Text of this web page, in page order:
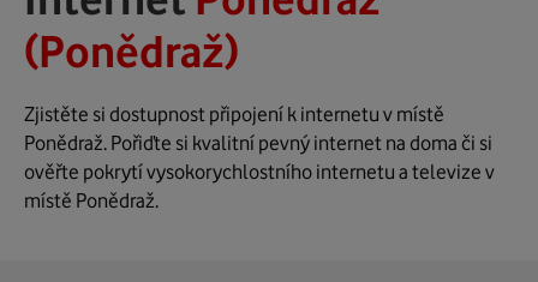
(Ponědraž)
Zjistěte si dostupnost připojení k internetu v místě
Ponědraž. Pořiďte si kvalitní pevný internet na doma či si
ověřte pokrytí vysokorychlostního internetu a televize v
místě Ponědraž.